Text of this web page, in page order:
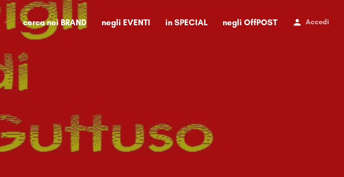
cerca nei BRAND negli EVENTI in SPECIAL negli OffPOST Accedi